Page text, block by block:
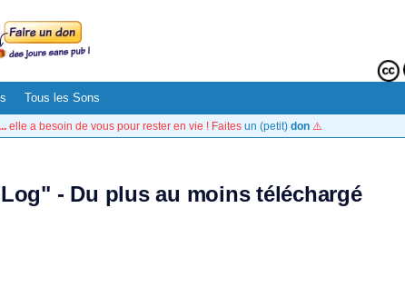
Tous les Sons
elle a besoin de vous pour rester en vie ! Faites un (petit) don ⚠️
- Du plus au moins téléchargé